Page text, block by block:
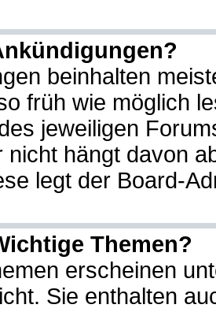
beinhalten
früh wie möglich
jeweiligen
nicht hängt davon
legt der Board-
Themen?
erscheinen
Sie enthalten